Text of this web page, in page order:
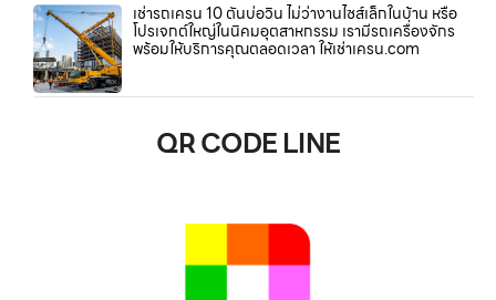
เช่ารถเครน 10 ตันบ่อวิน ไม่ว่างานไซส์เล็กในบ้าน หรือ
โปรเจกต์ใหญ่ในนิคมอุตสาหกรรม เรามีรถเครื่องจักร
พร้อมให้บริการคุณตลอดเวลา ให้เช่าเครน.com
QR CODE LINE